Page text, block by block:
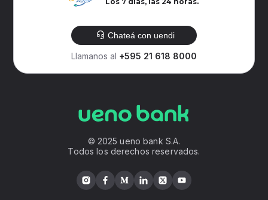
Chateá con uendi
Llamanos al +595 21 618 8000
© 2025 ueno bank S.A.
Todos los derechos reservados.